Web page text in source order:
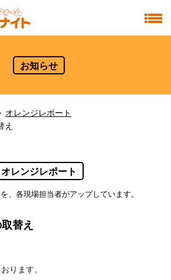
お知らせ
オレンジレポート
え
オレンジレポート
、各現場担当者がアップしています。
替え
ります。